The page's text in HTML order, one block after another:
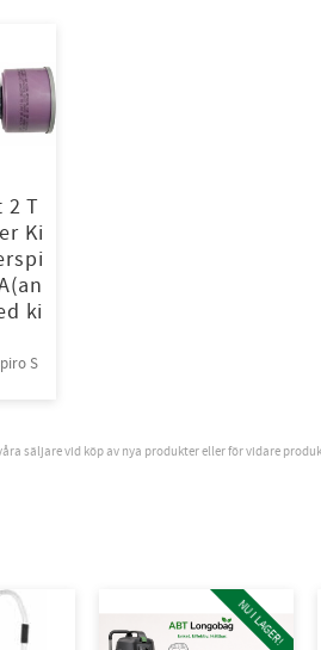
2 T
Ki
ki
S
säljare vid köp av nya produkter eller för vidare
NU I LAGER!